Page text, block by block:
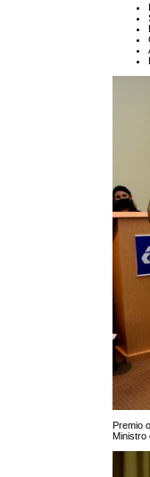
Premio
Ministro